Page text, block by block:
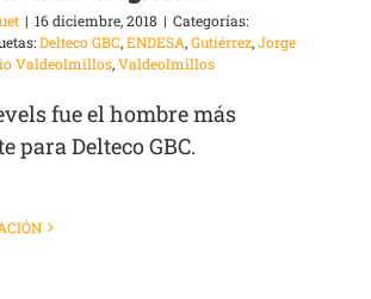
| 16 diciembre, 2018 | Categorías:
Delteco GBC,ENDESA,Gutiérrez,Jorge
Valdeolmillos,Valdeolmillos
fue el hombre más
para Delteco GBC.